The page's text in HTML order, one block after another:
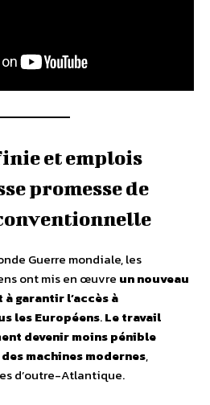
et emplois
promesse de
Guerre mondiale, les
ont mis en œuvre un nouveau
garantir l’accès à
les Européens.Le travail
devenir moins pénible
machines modernes,
d’outre-Atlantique.